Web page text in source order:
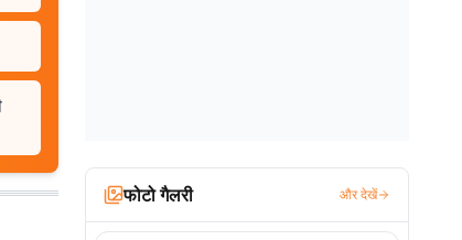
फोटो गैलरी और देखें